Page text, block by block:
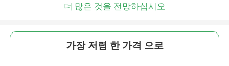
더 많은 것을 전망하십시오
가장 저렴 한 가격 으로